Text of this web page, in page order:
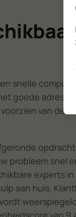
snelle
goede adres.
van de
probleem snel
experts
aan huis.